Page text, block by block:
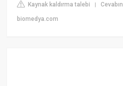
Kaynak kaldırma talebi |
biomedya.com